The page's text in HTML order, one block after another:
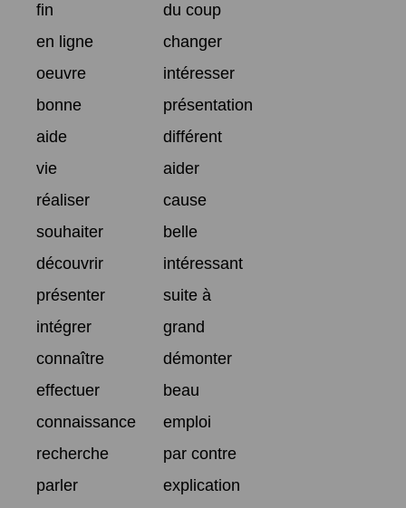
fin
du coup
en ligne
changer
oeuvre
intéresser
bonne
présentation
aide
différent
vie
aider
réaliser
cause
souhaiter
belle
découvrir
intéressant
présenter
suite à
intégrer
grand
connaître
démonter
effectuer
beau
connaissance
emploi
recherche
par contre
parler
explication